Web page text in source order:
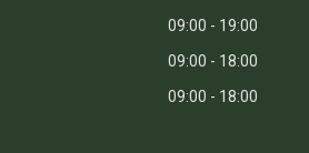
09:00
19:00
09:00
18:00
09:00 18:00